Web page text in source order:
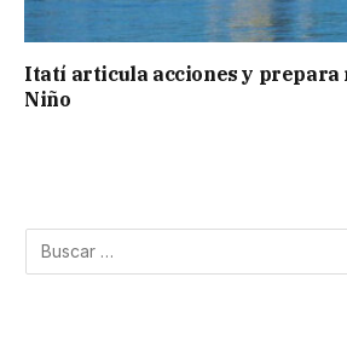
Itatí articula acciones y prepara
Niño